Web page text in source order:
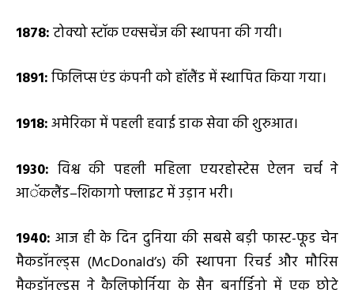
1878:टोक्यो स्टॉक एक्सचेंज की स्थापना की गयी।
1891:फिलिप्स एंड कंपनी को हॉलैंड में स्थापित किया गया।
1918:अमेरिका में पहली हवाई डाक सेवा की शुरुआत।
1930: विश्व की पहली महिला एयरहोस्टेस ऐलन चर्च ने
आॅकलैंड–शिकागो फ्लाइट में उड़ान भरी।
1940: आज ही के दिन दुनिया की सबसे बड़ी फास्ट-फूड चेन
मैकडॉनल्ड्स (McDonald’s) की स्थापना रिचर्ड और मौरिस